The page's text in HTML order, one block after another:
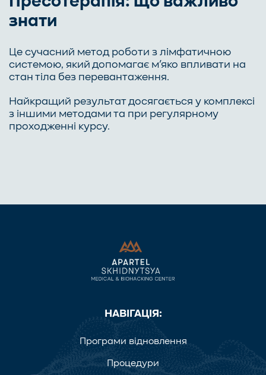
знати
Це сучасний метод роботи з лімфатичною
системою, який допомагає м’яко впливати на
стан тіла без перевантаження.
Найкращий результат досягається у комплексі
з іншими методами та при регулярному
проходженні курсу.
НАВІГАЦІЯ:
Програми відновлення
Процедури